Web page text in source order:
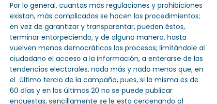
Por lo general, cuantas más regulaciones y prohibiciones
existan, más complicados se hacen los procedimientos;
en vez de garantizar y transparentar, pueden éstos,
terminar entorpeciendo, y de alguna manera, hasta
vuelven menos democráticos los procesos; limitándole al
ciudadano el acceso a la información, a enterarse de las
tendencias electorales, nada más y nada menos que, en
el último tercio de la campaña, pues, si la misma es de
60 días y en los últimos 20 no se puede publicar
encuestas, sencillamente se le esta cercenando al